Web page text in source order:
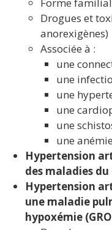
Drogues et
anorexigènes)
Associée à :
une
une
une
une
une
une
Hypertension
des maladies du
Hypertension
une maladie
hypoxémie